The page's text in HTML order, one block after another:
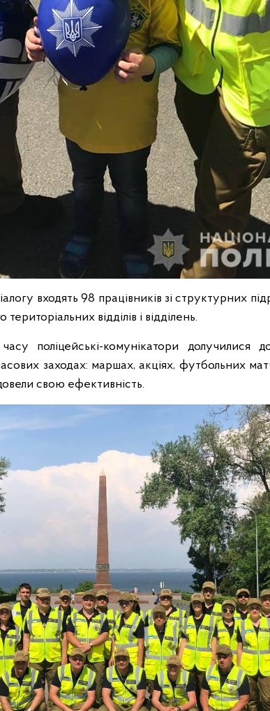
входять 98 працівників зі структурних
відділів і відділень.
поліцейські-комунікатори долучилися
заходах: маршах, акціях, футбольних
свою ефективність.